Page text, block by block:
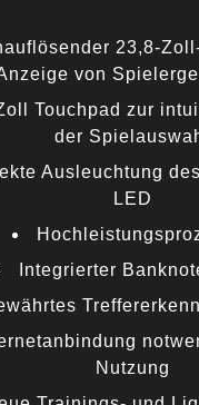
23,8-
von
Touchpad zur
der
Ausleuchtung
LED
Integrierter
Nutzung